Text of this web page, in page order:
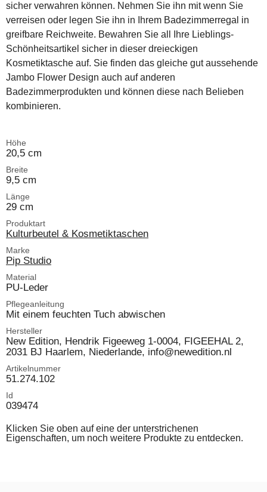
sicher verwahren können. Nehmen Sie ihn mit wenn Sie
verreisen oder legen Sie ihn in Ihrem Badezimmerregal in
greifbare Reichweite. Bewahren Sie all Ihre Lieblings-
Schönheitsartikel sicher in dieser dreieckigen
Kosmetiktasche auf. Sie finden das gleiche gut aussehende
Jambo Flower Design auch auf anderen
Badezimmerprodukten und können diese nach Belieben
kombinieren.
Höhe
20,5 cm
Breite
9,5 cm
Länge
29 cm
Produktart
Kulturbeutel & Kosmetiktaschen
Marke
Pip Studio
Material
PU-Leder
Pflegeanleitung
Mit einem feuchten Tuch abwischen
Hersteller
New Edition, Hendrik Figeeweg 1-0004, FIGEEHAL 2,
2031 BJ Haarlem, Niederlande, info@newedition.nl
Artikelnummer
51.274.102
Id
039474
Klicken Sie oben auf eine der unterstrichenen
Eigenschaften, um noch weitere Produkte zu entdecken.